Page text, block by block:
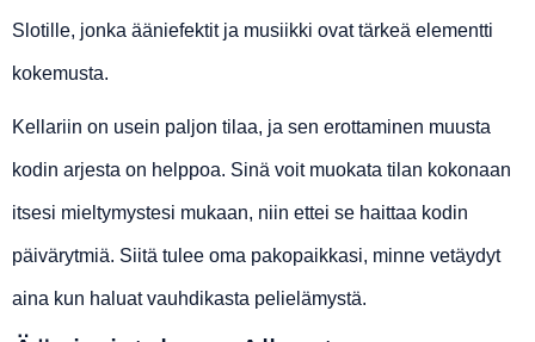
Slotille, jonka ääniefektit ja musiikki ovat tärkeä elementti
kokemusta.
Kellariin on usein paljon tilaa, ja sen erottaminen muusta
kodin arjesta on helppoa. Sinä voit muokata tilan kokonaan
itsesi mieltymystesi mukaan, niin ettei se haittaa kodin
päivärytmiä. Siitä tulee oma pakopaikkasi, minne vetäydyt
aina kun haluat vauhdikasta pelielämystä.